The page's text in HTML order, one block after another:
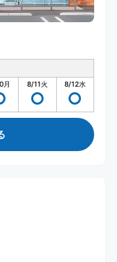
月 8/11火 8/12水